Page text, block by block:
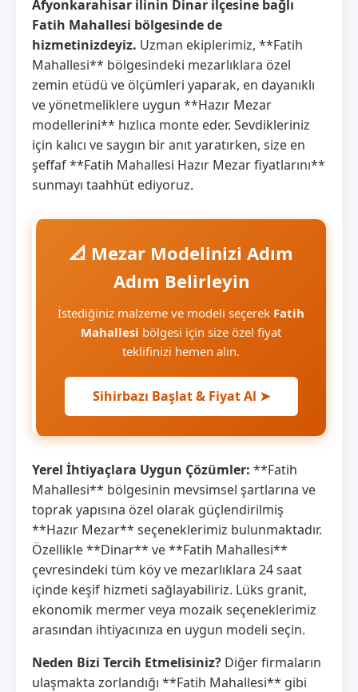
Afyonkarahisar ilinin Dinar ilçesine bağlı
Fatih Mahallesi bölgesinde de
hizmetinizdeyiz. Uzman ekiplerimiz, **Fatih
Mahallesi** bölgesindeki mezarlıklara özel
zemin etüdü ve ölçümleri yaparak, en dayanıklı
ve yönetmeliklere uygun **Hazır Mezar
modellerini** hızlıca monte eder. Sevdikleriniz
için kalıcı ve saygın bir anıt yaratırken, size en
şeffaf **Fatih Mahallesi Hazır Mezar fiyatlarını**
sunmayı taahhüt ediyoruz.
📐 Mezar Modelinizi Adım
Adım Belirleyin
İstediğiniz malzeme ve modeli seçerek Fatih
Mahallesi bölgesi için size özel fiyat
teklifinizi hemen alın.
Sihirbazı Başlat & Fiyat Al ➤
Yerel İhtiyaçlara Uygun Çözümler: **Fatih
Mahallesi** bölgesinin mevsimsel şartlarına ve
toprak yapısına özel olarak güçlendirilmiş
**Hazır Mezar** seçeneklerimiz bulunmaktadır.
Özellikle **Dinar** ve **Fatih Mahallesi**
çevresindeki tüm köy ve mezarlıklara 24 saat
içinde keşif hizmeti sağlayabiliriz. Lüks granit,
ekonomik mermer veya mozaik seçeneklerimiz
arasından ihtiyacınıza en uygun modeli seçin.
Neden Bizi Tercih Etmelisiniz? Diğer firmaların
ulaşmakta zorlandığı **Fatih Mahallesi** gibi